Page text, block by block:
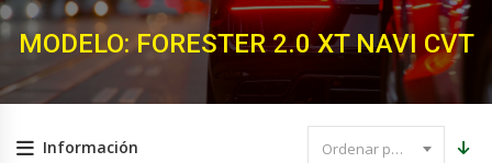
MODELO: FORESTER 2.0 XT NAVI CVT
Información Ordenar por precio